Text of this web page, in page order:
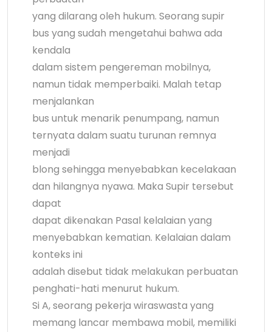
yang dilarang oleh hukum. Seorang supir
bus yang sudah mengetahui bahwa ada
kendala
dalam sistem pengereman mobilnya,
namun tidak memperbaiki. Malah tetap
menjalankan
bus untuk menarik penumpang, namun
ternyata dalam suatu turunan remnya
menjadi
blong sehingga menyebabkan kecelakaan
dan hilangnya nyawa. Maka Supir tersebut
dapat
dapat dikenakan Pasal kelalaian yang
menyebabkan kematian. Kelalaian dalam
konteks ini
adalah disebut tidak melakukan perbuatan
penghati-hati menurut hukum.
Si A, seorang pekerja wiraswasta yang
memang lancar membawa mobil, memiliki